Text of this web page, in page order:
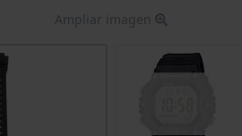
Ampliar imagen